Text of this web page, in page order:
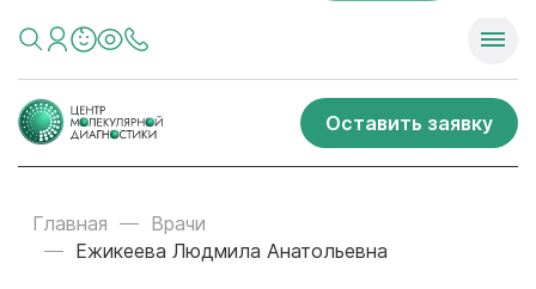
Оставить заявку
Главная
Врачи
Ежикеева Людмила Анатольевна